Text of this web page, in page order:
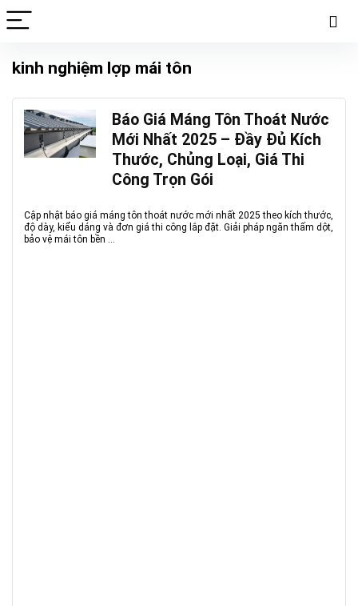
kinh nghiệm lợp mái tôn
Báo Giá Máng Tôn Thoát Nước
Mới Nhất 2025 – Đầy Đủ Kích
Thước, Chủng Loại, Giá Thi
Công Trọn Gói
Cập nhật báo giá máng tôn thoát nước mới nhất 2025 theo kích thước,
độ dày, kiểu dáng và đơn giá thi công lắp đặt. Giải pháp ngăn thấm dột,
bảo vệ mái tôn bền ...